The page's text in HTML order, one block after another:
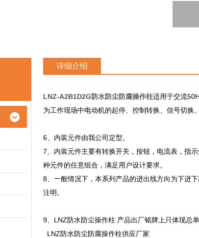
详细介绍
LNZ-A2B1D2G防水防尘防腐操作柱适用于交流
为工作现场中电动机的起停、控制转换
6、内装元件由我公司定型。
7、内装元件主要有转换开关，按钮，电流表，指
种元件的任意组合，满足用户设计
8、一般情况下，本系列产品的进出线方向为下进
注明。
9、LNZ防水防尘操作柱 产品出厂铭牌上只体现总
LNZ防水防尘防腐操作柱供应厂家